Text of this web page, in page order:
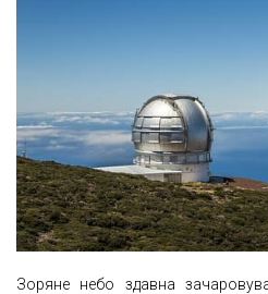
Зоряне небо здавна